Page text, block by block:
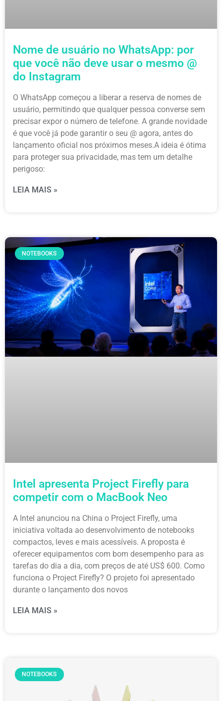
Nome de usuário no WhatsApp: por
que você não deve usar o mesmo @
do Instagram
O WhatsApp começou a liberar a reserva de nomes de
usuário, permitindo que qualquer pessoa converse sem
precisar expor o número de telefone. A grande novidade
é que você já pode garantir o seu @ agora, antes do
lançamento oficial nos próximos meses.A ideia é ótima
para proteger sua privacidade, mas tem um detalhe
perigoso:
LEIA MAIS »
NOTEBOOKS
Intel apresenta Project Firefly para
competir com o MacBook Neo
A Intel anunciou na China o Project Firefly, uma
iniciativa voltada ao desenvolvimento de notebooks
compactos, leves e mais acessíveis. A proposta é
oferecer equipamentos com bom desempenho para as
tarefas do dia a dia, com preços de até US$ 600. Como
funciona o Project Firefly? O projeto foi apresentado
durante o lançamento dos novos
LEIA MAIS »
NOTEBOOKS